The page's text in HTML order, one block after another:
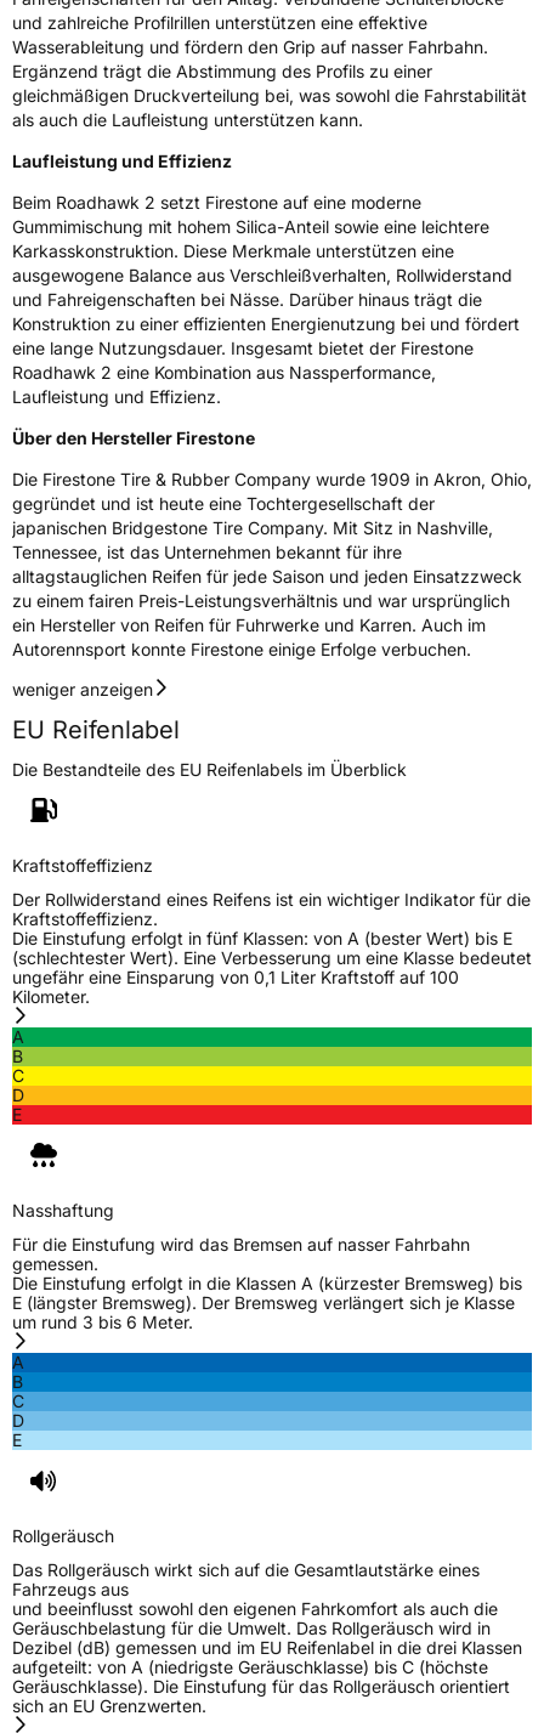
3PMSF / Schneeflockensymbol / Alpine-SymbolNein
EPREL ID 502416
Allgemeine Produktsicherheit (GPSR)
HerstellerkontaktBRIDGESTONE EU NV/SA, Via del Fosso del
market.surveillance@bridgestone.eu
und zahlreiche Profilrillen unterstützen eine effektive
Wasserableitung und fördern den Grip auf nasser Fahrbahn.
Ergänzend trägt die Abstimmung des Profils zu einer
gleichmäßigen Druckverteilung bei, was sowohl die Fahrstabilität
als auch die Laufleistung unterstützen kann.
Laufleistung und Effizienz
Beim Roadhawk 2 setzt Firestone auf eine moderne
Gummimischung mit hohem Silica-Anteil sowie eine leichtere
Karkasskonstruktion. Diese Merkmale unterstützen eine
ausgewogene Balance aus Verschleißverhalten, Rollwiderstand
und Fahreigenschaften bei Nässe. Darüber hinaus trägt die
Konstruktion zu einer effizienten Energienutzung bei und fördert
eine lange Nutzungsdauer. Insgesamt bietet der Firestone
Roadhawk 2 eine Kombination aus Nassperformance,
Laufleistung und Effizienz.
Über den Hersteller Firestone
Die Firestone Tire & Rubber Company wurde 1909 in Akron, Ohio,
gegründet und ist heute eine Tochtergesellschaft der
japanischen Bridgestone Tire Company. Mit Sitz in Nashville,
Tennessee, ist das Unternehmen bekannt für ihre
alltagstauglichen Reifen für jede Saison und jeden Einsatzzweck
zu einem fairen Preis-Leistungsverhältnis und war ursprünglich
ein Hersteller von Reifen für Fuhrwerke und Karren. Auch im
Autorennsport konnte Firestone einige Erfolge verbuchen.
weniger anzeigen
EU Reifenlabel
Die Bestandteile des EU Reifenlabels im Überblick
Kraftstoffeffizienz
Der Rollwiderstand eines Reifens ist ein wichtiger Indikator für die
Kraftstoffeffizienz.
Die Einstufung erfolgt in fünf Klassen: von A (bester Wert) bis E
(schlechtester Wert). Eine Verbesserung um eine Klasse bedeutet
ungefähr eine Einsparung von 0,1 Liter Kraftstoff auf 100
Kilometer.
A
B
C
D
E
Nasshaftung
Für die Einstufung wird das Bremsen auf nasser Fahrbahn
gemessen.
Die Einstufung erfolgt in die Klassen A (kürzester Bremsweg) bis
E (längster Bremsweg). Der Bremsweg verlängert sich je Klasse
um rund 3 bis 6 Meter.
A
B
C
D
E
Rollgeräusch
Das Rollgeräusch wirkt sich auf die Gesamtlautstärke eines
Fahrzeugs aus
und beeinflusst sowohl den eigenen Fahrkomfort als auch die
Geräuschbelastung für die Umwelt. Das Rollgeräusch wird in
Dezibel (dB) gemessen und im EU Reifenlabel in die drei Klassen
aufgeteilt: von A (niedrigste Geräuschklasse) bis C (höchste
Geräuschklasse). Die Einstufung für das Rollgeräusch orientiert
sich an EU Grenzwerten.